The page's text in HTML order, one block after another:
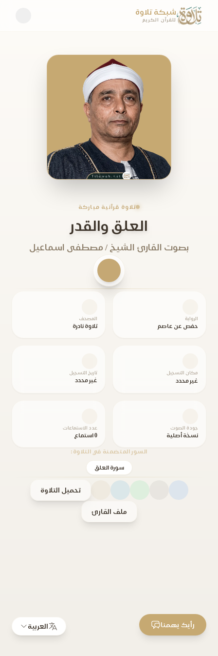
شبكة تلاوة
للقرآن الكريم
تلاوة قرآنية مباركة
العلق والقدر
بصوت القارئ الشيخ / مصطفى اسماعيل
الرواية
حفص عن عاصم
المصحف
تلاوة نادرة
مكان التسجيل
غير محدد
تاريخ التسجيل
غير محدد
جودة الصوت
نسخة أصلية
عدد الاستماعات
0 استماع
السور المتضمنة في التلاوة:
سورة العلق
تحميل التلاوة
ملف القارئ
العربية رأيك يهمنا